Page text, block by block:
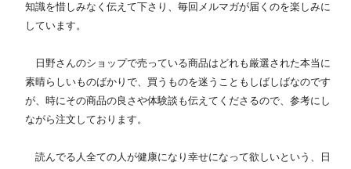
知識を惜しみなく伝えて下さり、毎回メルマガが届くのを楽しみに
しています。
日野さんのショップで売っている商品はどれも厳選された本当に
素晴らしいものばかりで、買うものを迷うこともしばしばなのです
が、時にその商品の良さや体験談も伝えてくださるので、参考にし
ながら注文しております。
読んでる人全ての人が健康になり幸せになって欲しいという、日